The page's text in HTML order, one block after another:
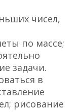
чисел,
по массе;
задачи.
в
рисование